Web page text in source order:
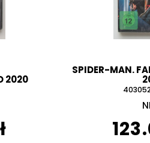
2020
SPIDER-MAN.